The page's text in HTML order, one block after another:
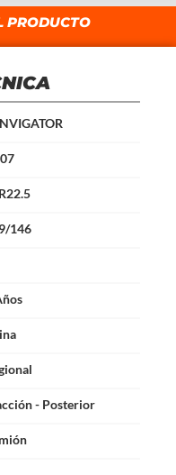
PRODUCTO
146
- Posterior